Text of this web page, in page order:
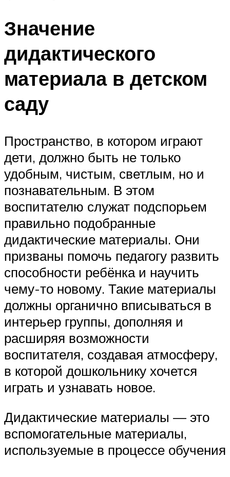
Значение
дидактического
материала в детском
саду
Пространство, в котором играют
дети, должно быть не только
удобным, чистым, светлым, но и
познавательным. В этом
воспитателю служат подспорьем
правильно подобранные
дидактические материалы. Они
призваны помочь педагогу развить
способности ребёнка и научить
чему-то новому. Такие материалы
должны органично вписываться в
интерьер группы, дополняя и
расширяя возможности
воспитателя, создавая атмосферу,
в которой дошкольнику хочется
играть и узнавать новое.
Дидактические материалы — это
вспомогательные материалы,
используемые в процессе обучения